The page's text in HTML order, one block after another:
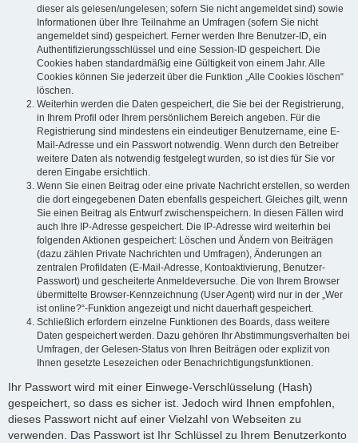
dieser als gelesen/ungelesen; sofern Sie nicht angemeldet sind) sowie
Informationen über Ihre Teilnahme an Umfragen (sofern Sie nicht
angemeldet sind) gespeichert. Ferner werden Ihre Benutzer-ID, ein
Authentifizierungsschlüssel und eine Session-ID gespeichert. Die
Cookies haben standardmäßig eine Gültigkeit von einem Jahr. Alle
Cookies können Sie jederzeit über die Funktion „Alle Cookies löschen“
löschen.
Weiterhin werden die Daten gespeichert, die Sie bei der Registrierung,
in Ihrem Profil oder Ihrem persönlichem Bereich angeben. Für die
Registrierung sind mindestens ein eindeutiger Benutzername, eine E-
Mail-Adresse und ein Passwort notwendig. Wenn durch den Betreiber
weitere Daten als notwendig festgelegt wurden, so ist dies für Sie vor
deren Eingabe ersichtlich.
Wenn Sie einen Beitrag oder eine private Nachricht erstellen, so werden
die dort eingegebenen Daten ebenfalls gespeichert. Gleiches gilt, wenn
Sie einen Beitrag als Entwurf zwischenspeichern. In diesen Fällen wird
auch Ihre IP-Adresse gespeichert. Die IP-Adresse wird weiterhin bei
folgenden Aktionen gespeichert: Löschen und Ändern von Beiträgen
(dazu zählen Private Nachrichten und Umfragen), Änderungen an
zentralen Profildaten (E-Mail-Adresse, Kontoaktivierung, Benutzer-
Passwort) und gescheiterte Anmeldeversuche. Die von Ihrem Browser
übermittelte Browser-Kennzeichnung (User Agent) wird nur in der „Wer
ist online?“-Funktion angezeigt und nicht dauerhaft gespeichert.
Schließlich erfordern einzelne Funktionen des Boards, dass weitere
Daten gespeichert werden. Dazu gehören Ihr Abstimmungsverhalten bei
Umfragen, der Gelesen-Status von Ihren Beiträgen oder explizit von
Ihnen gesetzte Lesezeichen oder Benachrichtigungsfunktionen.
Ihr Passwort wird mit einer Einwege-Verschlüsselung (Hash)
gespeichert, so dass es sicher ist. Jedoch wird Ihnen empfohlen,
dieses Passwort nicht auf einer Vielzahl von Webseiten zu
verwenden. Das Passwort ist Ihr Schlüssel zu Ihrem Benutzerkonto